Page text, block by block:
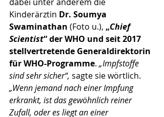
Kinderärztin Dr. Soumya
Swaminathan (Foto u.), „Chief
Scientist“ der WHO und seit 2017
stellvertretende General­direktorin
für WHO-Programme. „Impfstoffe
sind sehr sicher“, sagte sie wörtlich.
„Wenn jemand nach einer Impfung
erkrankt, ist das gewöhnlich reiner
Zufall, oder es liegt an einer